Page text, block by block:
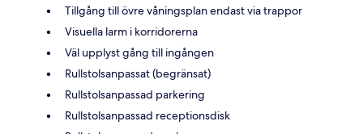
Tillgång till övre våningsplan endast via trappor
Visuella larm i korridorerna
Väl upplyst gång till ingången
Rullstolsanpassat (begränsat)
Rullstolsanpassad parkering
Rullstolsanpassad receptionsdisk